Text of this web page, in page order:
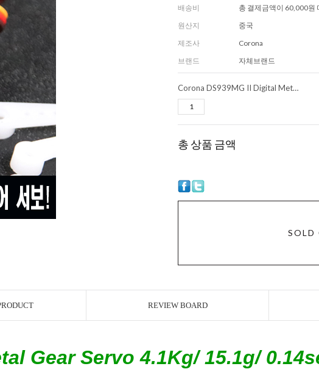
배송비
총 결제금액이 60,000원
원산지
중국
제조사
Corona
브랜드
자체브랜드
Corona DS939MG II Digital Metal Gear Servo (5.3Kg/ 15.1g/ 0.14sec)
총 상품 금액
SOLD
REVIEW BOARD
Gear Servo 4.1Kg/ 15.1g/